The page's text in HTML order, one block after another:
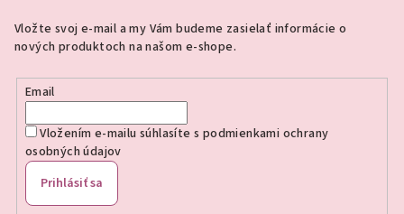
Vložte svoj e-mail a my Vám budeme zasielať informácie o
nových produktoch na našom e-shope.
Email
Vložením e-mailu súhlasíte s podmienkami ochrany
osobných údajov
Prihlásiť sa